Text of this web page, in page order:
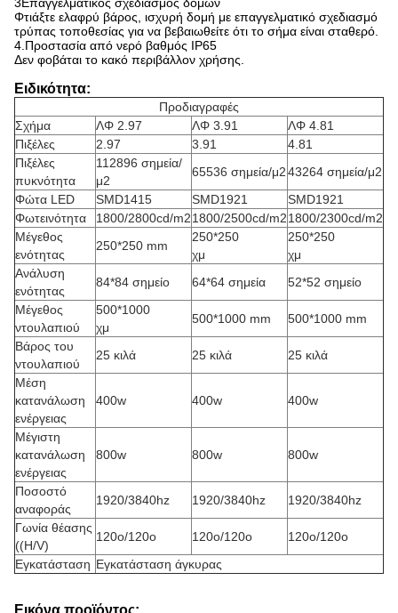
Φτιάξτε ελαφρύ βάρος, ισχυρή δομή με επαγγελματικό σχεδιασμό
τρύπας τοποθεσίας για να βεβαιωθείτε ότι το σήμα είναι σταθερό.
4.Προστασία από νερό βαθμός IP65
Δεν φοβάται το κακό περιβάλλον χρήσης.
Ειδικότητα:
Προδιαγραφές
Σχήμα
ΛΦ 2.97 ΛΦ 3.91
ΛΦ 4.81
Πιξέλες
2.97 3.91
4.81
Πιξέλες
πυκνότητα
112896 σημεία/
μ2
65536 σημεία/μ243264 σημεία/μ2
Φώτα LED
SMD1415 SMD1921
SMD1921
Φωτεινότητα
1800/2800cd/m21800/2500cd/m21800/2300cd/m2
Μέγεθος
ενότητας
250*250 mm
250*250
χμ
250*250
χμ
Ανάλυση
ενότητας
84*84 σημείο 64*64 σημεία
52*52 σημείο
Μέγεθος
ντουλαπιού
500*1000
χμ
500*1000 mm
500*1000 mm
Βάρος του
ντουλαπιού
25 κιλά 25 κιλά
25 κιλά
Μέση
κατανάλωση
ενέργειας
400w 400w 400w
Μέγιστη
κατανάλωση
ενέργειας
800w 800w 800w
Ποσοστό
αναφοράς
1920/3840hz 1920/3840hz
1920/3840hz
Γωνία θέασης
((H/V)
120o/120o 120o/120o
120o/120o
Εγκατάσταση Εγκατάσταση άγκυρας
Εικόνα προϊόντος: